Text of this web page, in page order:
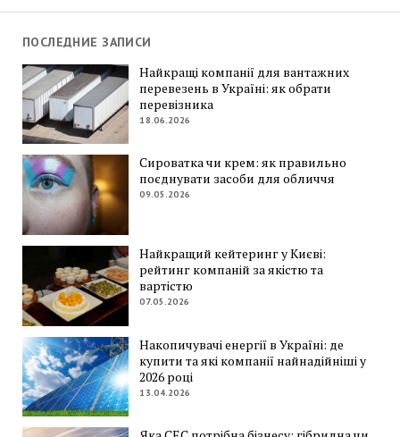
ПОСЛЕДНИЕ ЗАПИСИ
Найкращі компанії для вантажних
перевезень в Україні: як обрати
перевізника
18.06.2026
Сироватка чи крем: як правильно
поєднувати засоби для обличчя
09.05.2026
Найкращий кейтеринг у Києві:
рейтинг компаній за якістю та
вартістю
07.05.2026
Накопичувачі енергії в Україні: де
купити та які компанії найнадійніші у
2026 році
13.04.2026